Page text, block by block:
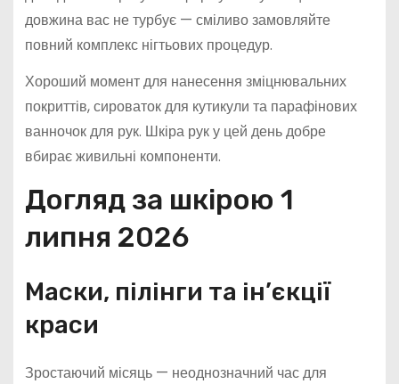
довжина вас не турбує — сміливо замовляйте
повний комплекс нігтьових процедур.
Хороший момент для нанесення зміцнювальних
покриттів, сироваток для кутикули та парафінових
ванночок для рук. Шкіра рук у цей день добре
вбирає живильні компоненти.
Догляд за шкірою 1
липня 2026
Маски, пілінги та ін’єкції
краси
Зростаючий місяць — неоднозначний час для